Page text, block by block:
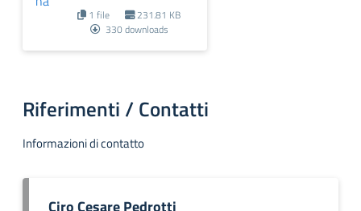
1 file
231.81 KB
330 downloads
Riferimenti / Contatti
Informazioni di contatto
Ciro Cesare Pedrotti